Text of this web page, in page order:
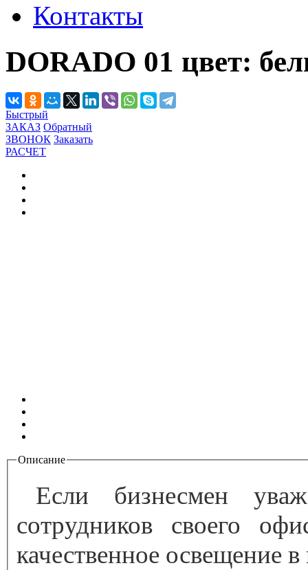
Контакты
DORADO 01 цвет:
Быстрый
ЗАКАЗ Обратный
ЗВОНОК Заказать
РАСЧЕТ
Описание
Если бизнесмен
сотрудников своего
качественное освещение